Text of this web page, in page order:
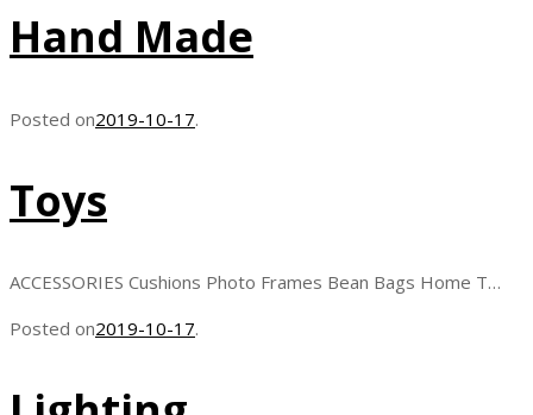
Hand Made
Posted on2019-10-17.
Toys
ACCESSORIES Cushions Photo Frames Bean Bags Home T…
Posted on2019-10-17.